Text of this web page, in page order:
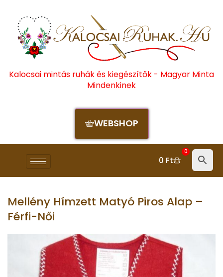
Kalocsai mintás ruhák és kiegészítők - Magyar Minta
Mindenkinek
WEBSHOP
0 Ft
0
Mellény Hímzett Matyó Piros Alap –
Férfi-Női